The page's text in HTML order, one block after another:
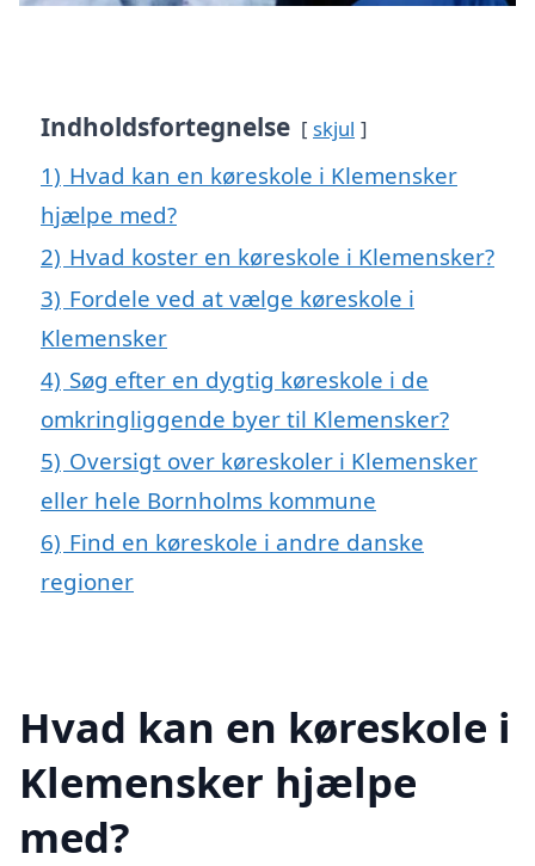
Indholdsfortegnelse skjul
1) Hvad kan en køreskole i Klemensker
hjælpe med?
2) Hvad koster en køreskole i Klemensker?
3) Fordele ved at vælge køreskole i
Klemensker
4) Søg efter en dygtig køreskole i de
omkringliggende byer til Klemensker?
5) Oversigt over køreskoler i Klemensker
eller hele Bornholms kommune
6) Find en køreskole i andre danske
regioner
Hvad kan en køreskole i
Klemensker hjælpe
med?